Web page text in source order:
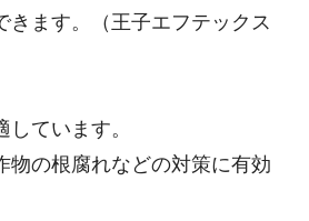
きます。（王子エフテックス
ています。
物の根腐れなどの対策に有効